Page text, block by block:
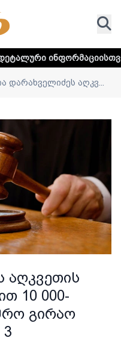
დააკლიკეთ
დარახველიძეს აღკვ...
აღკვეთის
10 000-
გირაო